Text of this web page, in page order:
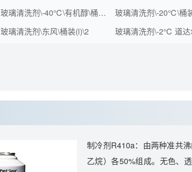
玻璃清洗剂\-40℃\有机醇\桶装(L)\1000 玻璃清洗剂\-20℃\桶
玻璃清洗剂\东风\桶装(l)\2
制冷剂R410a：由两种准共
乙烷）各50%组成。无色、